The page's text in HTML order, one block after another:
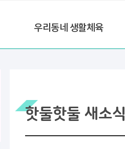
우리동네 생활체육
핫둘핫둘 새소식